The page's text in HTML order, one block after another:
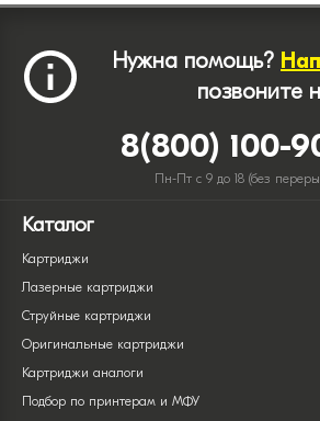
Нужна помощь?
позвоните
8(800) 100-
Пн-Пт с 9 до 18 (без
Каталог
Картриджи
Лазерные картриджи
Струйные картриджи
Оригинальные картриджи
Картриджи аналоги
Подбор по принтерам и МФУ